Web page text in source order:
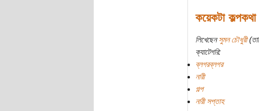
কয়েকটা কল্পকথা
লিখেছেনসুমন চৌধুরী
ক্যাটেগরি:
ব্লগরব্লগর
নারী
গল্প
নারী সপ্তাহ